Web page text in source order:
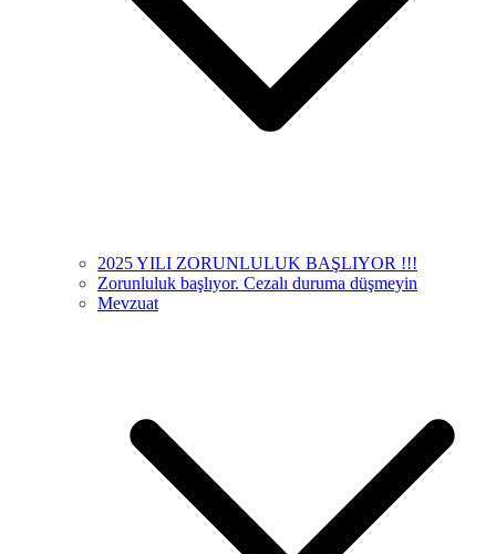
2025 YILI ZORUNLULUK BAŞLIYOR !!!
Zorunluluk başlıyor. Cezalı duruma düşmeyin
Mevzuat